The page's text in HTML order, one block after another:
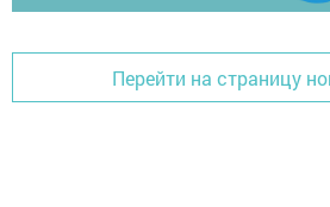
Перейти на страницу